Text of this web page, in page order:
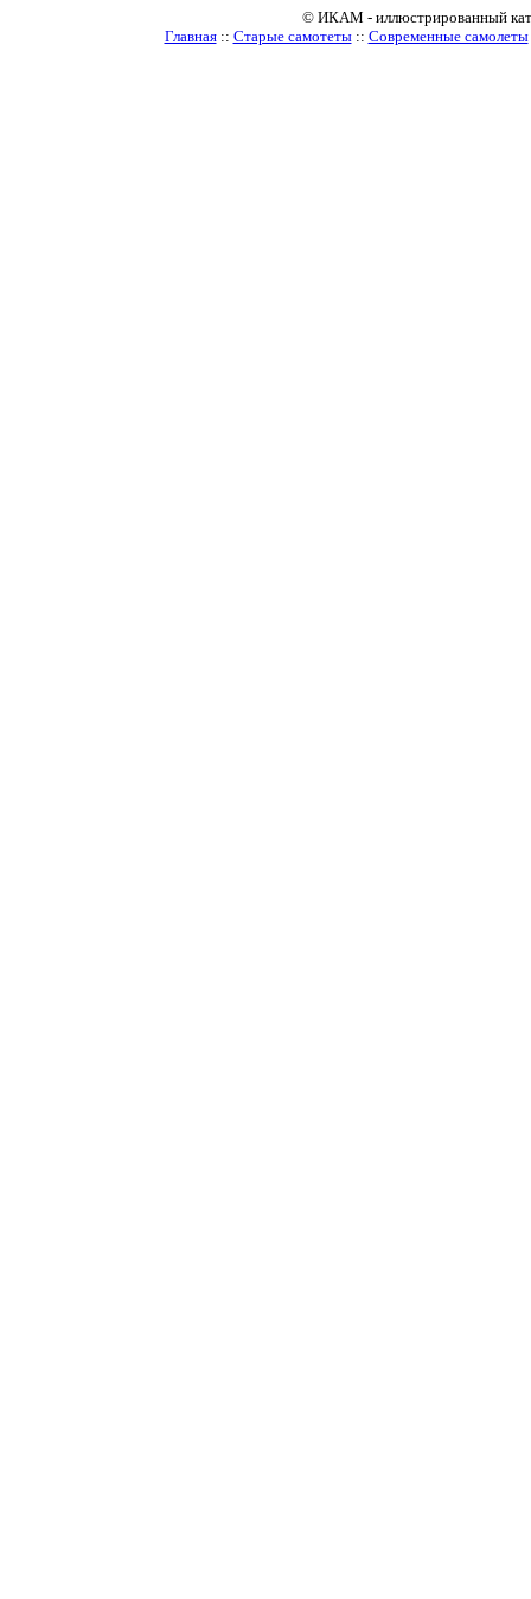
© ИКАМ - иллюстрированный
Главная:: Старые самотеты:: Современные самолеты